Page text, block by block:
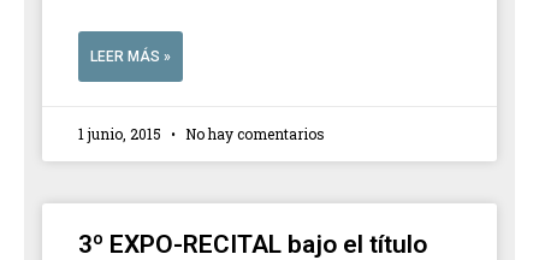
LEER MÁS »
1 junio, 2015 No hay comentarios
3º EXPO-RECITAL bajo el título